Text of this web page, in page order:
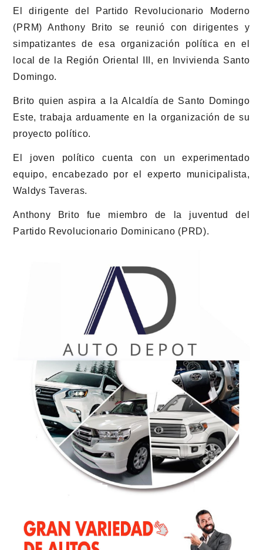
El dirigente del Partido Revolucionario Moderno
(PRM) Anthony Brito se reunió con dirigentes y
simpatizantes de esa organización política en el
local de la Región Oriental III, en Invivienda Santo
Domingo.
Brito quien aspira a la Alcaldía de Santo Domingo
Este, trabaja arduamente en la organización de su
proyecto político.
El joven político cuenta con un experimentado
equipo, encabezado por el experto municipalista,
Waldys Taveras.
Anthony Brito fue miembro de la juventud del
Partido Revolucionario Dominicano (PRD).